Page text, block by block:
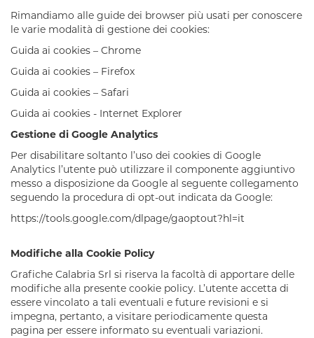
Rimandiamo alle guide dei browser più usati per conoscere
le varie modalità di gestione dei cookies:
Guida ai cookies – Chrome
Guida ai cookies – Firefox
Guida ai cookies – Safari
Guida ai cookies - Internet Explorer
Gestione di Google Analytics
Per disabilitare soltanto l’uso dei cookies di Google
Analytics l’utente può utilizzare il componente aggiuntivo
messo a disposizione da Google al seguente collegamento
seguendo la procedura di opt-out indicata da Google:
https://tools.google.com/dlpage/gaoptout?hl=it
Modifiche alla Cookie Policy
Grafiche Calabria Srl si riserva la facoltà di apportare delle
modifiche alla presente cookie policy. L’utente accetta di
essere vincolato a tali eventuali e future revisioni e si
impegna, pertanto, a visitare periodicamente questa
pagina per essere informato su eventuali variazioni.